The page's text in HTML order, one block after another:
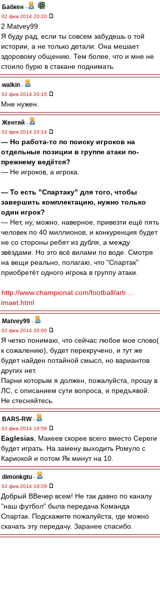
Бабкен -
02 фев 2014 20:20
2 Matvey99
Я буду рад, если ты совсем забудешь о той
истории, а не только детали. Она мешает
здоровому общению. Тем более, что и мне не
стоило бурю в стакане поднимать.
walkin -
02 фев 2014 20:15
Мне нужен.
Жентяй -
02 фев 2014 20:14
— Но работа-то по поиску игроков на
отдельные позиции в группе атаки по-
прежнему ведётся?
— Не игроков, а игрока.
— То есть "Спартаку" для того, чтобы
завершить комплектацию, нужно только
один игрок?
— Нет, ну, можно, наверное, привезти ещё пять
человек по 40 миллионов, и конкуренция будет
не со стороны ребят из дубля, а между
звёздами. Но это всё вилами по воде. Смотря
на вещи реально, полагаю, что "Спартак"
приобретёт одного игрока в группу атаки.
http://www.championat.com/football/arti ...
imaet.html
Matvey99 -
02 фев 2014 20:00
Я четко понимаю, что сейчас любое мое слово(
к сожалению), будет перекручено, и тут же
будет найден потайной смысл, но вариантов
других нет.
Парни которым я должен, пожалуйста, прошу в
ЛС, с описанием сути вопроса, и предъявой.
Не стесняйтесь.
BARS-RW -
02 фев 2014 19:59
Eaglesias , Макеев скорее всего вместо Сереги
будет играть. На замену выходить Ромуло с
Кариокой и потом Як минут на 10.
dimonkgtu -
02 фев 2014 19:29
Добрый ВВечер всем! Не так давно по каналу
"наш футбол" была передача Команда
Спартак. Подскажите пожалуйста, где можно
скачать эту передачу. Заранее спасибо.